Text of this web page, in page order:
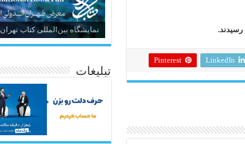
LinkedIn
Pinterest
نمایشگاه بین‌المللی کتاب تهران
تبلیغات